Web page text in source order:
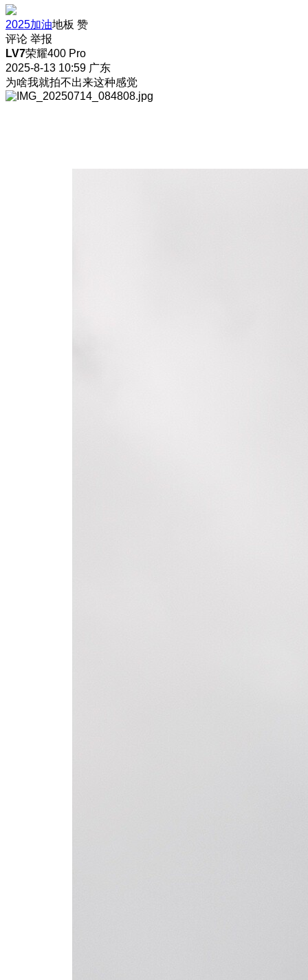
2025加油地板 赞
评论 举报
LV7荣耀400 Pro
2025-8-13 10:59 广东
为啥我就拍不出来这种感觉